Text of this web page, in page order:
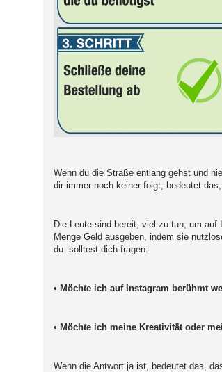
Wenn du die Straße entlang gehst und
dir immer noch keiner folgt, bedeutet
Die Leute sind bereit, viel zu tun, um auf
Menge Geld ausgeben, indem sie
du solltest dich fragen:
• Möchte ich auf Instagram berühmt
• Möchte ich meine Kreativität oder
Wenn die Antwort ja ist, bedeutet das,